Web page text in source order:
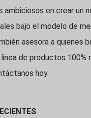
ambiciosos en crear un
bajo el modelo de
asesora a quienes
de productos 100%
hoy.